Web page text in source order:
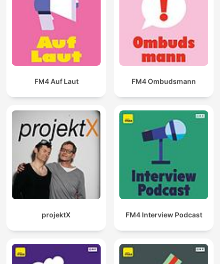
FM4 Auf Laut FM4 Ombudsmann
projektX FM4 Interview Podcast